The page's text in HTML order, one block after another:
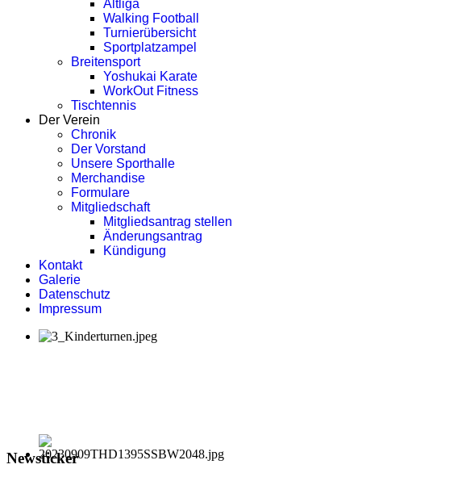
Altliga
Walking Football
Turnierübersicht
Sportplatzampel
Breitensport
Yoshukai Karate
WorkOut Fitness
Tischtennis
Der Verein
Chronik
Der Vorstand
Unsere Sporthalle
Merchandise
Formulare
Mitgliedschaft
Mitgliedsantrag stellen
Änderungsantrag
Kündigung
Kontakt
Galerie
Datenschutz
Impressum
Newsticker